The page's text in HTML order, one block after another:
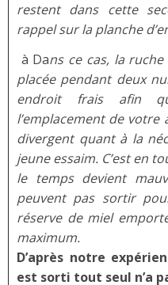
restent dans cette
rappel sur la planche
à Dans ce cas, la
placée pendant deux
endroit frais afin
l’emplacement de votre
divergent quant à la
jeune essaim. C’est en
le temps devient
peuvent pas sortir
réserve de miel
maximum.
D’après notre
est sorti tout seul n’a